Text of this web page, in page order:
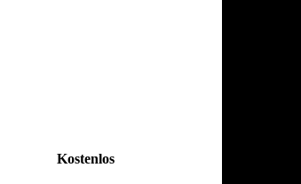
Kostenlos